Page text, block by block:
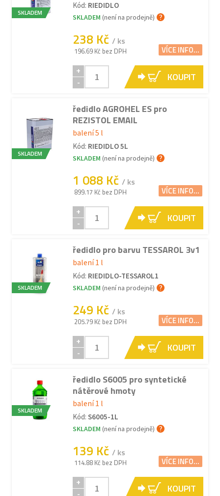
SKLADEM
Kód: RIEDIDLO
SKLADEM (není na prodejně)
238 Kč / ks
196.69 Kč bez DPH VÍCE INFO...
+
-
KOUPIT
SKLADEM
ředidlo AGROHEL ES pro
REZISTOL EMAIL
balení 5 l
Kód: RIEDIDLO 5L
SKLADEM (není na prodejně)
1 088 Kč / ks
899.17 Kč bez DPH VÍCE INFO...
+
-
KOUPIT
SKLADEM
ředidlo pro barvu TESSAROL 3v1
balení 1 l
Kód: RIEDIDLO-TESSAROL1
SKLADEM (není na prodejně)
249 Kč / ks
205.79 Kč bez DPH VÍCE INFO...
+
-
KOUPIT
SKLADEM
ředidlo S6005 pro syntetické
nátěrové hmoty
balení 1 l
Kód: S6005-1L
SKLADEM (není na prodejně)
139 Kč / ks
114.88 Kč bez DPH VÍCE INFO...
+
-
KOUPIT